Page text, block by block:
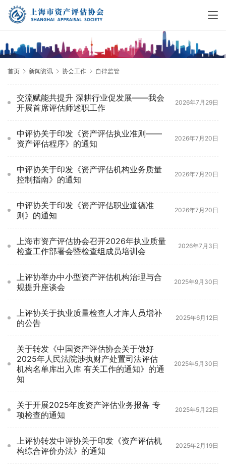
首页 新闻资讯 协会工作 自律监管
交流赋能共提升 深耕行业促发展——我会
开展首席评估师述职工作
2026年7月29日
中评协关于印发《资产评估执业准则——
资产评估程序》的通知
2026年7月20日
中评协关于印发《资产评估机构业务质量
控制指南》的通知
2026年7月20日
中评协关于印发《资产评估职业道德准
则》的通知
2026年7月20日
上海市资产评估协会召开2026年执业质量
检查工作部署会暨检查组成员培训会
2026年7月3日
上评协举办中小型资产评估机构治理与合
规提升座谈会
2025年9月30日
上评协关于执业质量检查人才库人员增补
的公告
2025年6月12日
关于转发《中国资产评估协会关于做好
2025年人民法院涉执财产处置司法评估
机构名单库出入库 有关工作的通知》的通
知
2025年5月30日
关于开展2025年度资产评估业务报备 专
项检查的通知
2025年5月22日
上评协转发中评协关于印发《资产评估机
构综合评价办法》的通知
2025年2月19日